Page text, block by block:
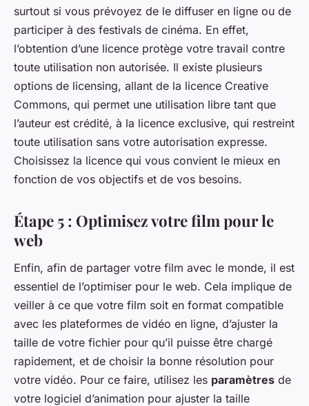
surtout si vous prévoyez de le diffuser en ligne ou de
participer à des festivals de cinéma. En effet,
l’obtention d’une licence protège votre travail contre
toute utilisation non autorisée. Il existe plusieurs
options de licensing, allant de la licence Creative
Commons, qui permet une utilisation libre tant que
l’auteur est crédité, à la licence exclusive, qui restreint
toute utilisation sans votre autorisation expresse.
Choisissez la licence qui vous convient le mieux en
fonction de vos objectifs et de vos besoins.
Étape 5 : Optimisez votre film pour le
web
Enfin, afin de partager votre film avec le monde, il est
essentiel de l’optimiser pour le web. Cela implique de
veiller à ce que votre film soit en format compatible
avec les plateformes de vidéo en ligne, d’ajuster la
taille de votre fichier pour qu’il puisse être chargé
rapidement, et de choisir la bonne résolution pour
votre vidéo. Pour ce faire, utilisez les paramètres de
votre logiciel d’animation pour ajuster la taille